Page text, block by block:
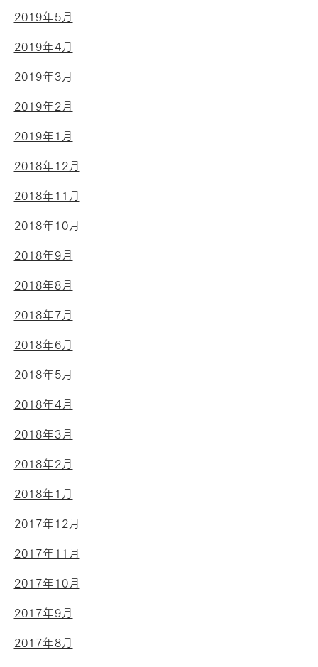
2019年5月
2019年4月
2019年3月
2019年2月
2019年1月
2018年12月
2018年11月
2018年10月
2018年9月
2018年8月
2018年7月
2018年6月
2018年5月
2018年4月
2018年3月
2018年2月
2018年1月
2017年12月
2017年11月
2017年10月
2017年9月
2017年8月